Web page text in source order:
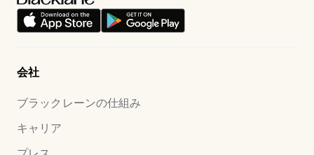
会社
ブラックレーンの仕組み
キャリア